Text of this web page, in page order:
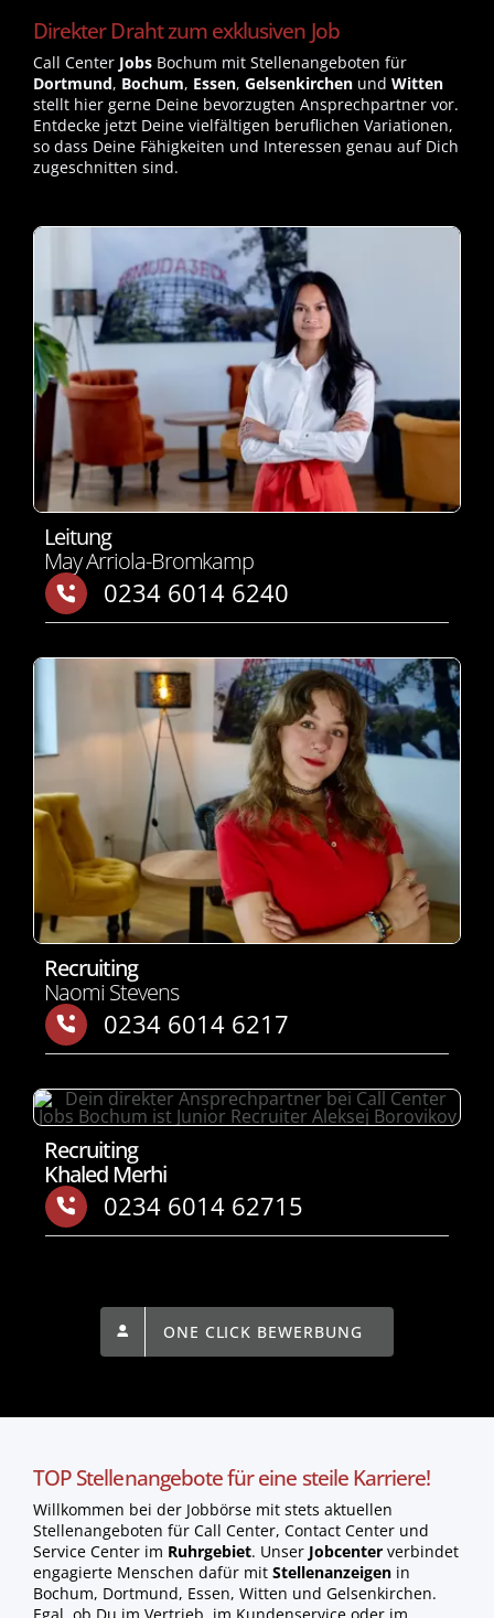
Direkter Draht zum exklusiven Job
Call Center Jobs Bochum mit Stellenangeboten für
Dortmund, Bochum, Essen, Gelsenkirchen und Witten
stellt hier gerne Deine bevorzugten Ansprechpartner vor.
Entdecke jetzt Deine vielfältigen beruflichen Variationen,
so dass Deine Fähigkeiten und Interessen genau auf Dich
zugeschnitten sind.
Leitung
May Arriola-Bromkamp
0234 6014 6240
Recruiting
Naomi Stevens
0234 6014 6217
Recruiting
Khaled Merhi
0234 6014 62715
ONE CLICK BEWERBUNG
TOP Stellenangebote für eine steile Karriere!
Willkommen bei der Jobbörse mit stets aktuellen
Stellenangeboten für Call Center, Contact Center und
Service Center im Ruhrgebiet. Unser Jobcenter verbindet
engagierte Menschen dafür mit Stellenanzeigen in
Bochum, Dortmund, Essen, Witten und Gelsenkirchen.